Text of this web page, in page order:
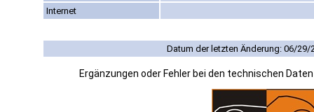
Internet
Datum der letzten Änderung: 06/29/
Ergänzungen oder Fehler bei den technischen